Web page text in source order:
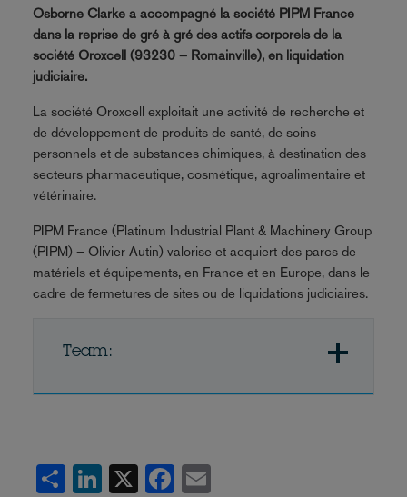
Osborne Clarke a accompagné la société PIPM France
dans la reprise de gré à gré des actifs corporels de la
société Oroxcell (93230 – Romainville), en liquidation
judiciaire.
La société Oroxcell exploitait une activité de recherche et
de développement de produits de santé, de soins
personnels et de substances chimiques, à destination des
secteurs pharmaceutique, cosmétique, agroalimentaire et
vétérinaire.
PIPM France (Platinum Industrial Plant & Machinery Group
(PIPM) – Olivier Autin) valorise et acquiert des parcs de
matériels et équipements, en France et en Europe, dans le
cadre de fermetures de sites ou de liquidations judiciaires.
Team:
Share
LinkedIn
X Facebook